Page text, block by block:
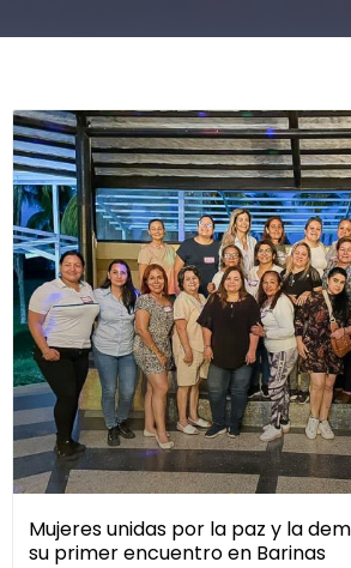
Mujeres unidas por la paz y la
su primer encuentro en Barinas